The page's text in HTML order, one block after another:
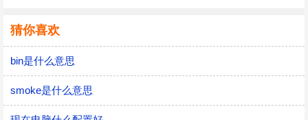
猜你喜欢
bin是什么意思
smoke是什么意思